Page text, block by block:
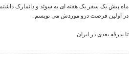
ماه پیش یک سفر یک هفته ای به سوئد و دانمارک
در اولین فرصت درو موردش می نویسم.
تا بدرقه بعدی در ایران